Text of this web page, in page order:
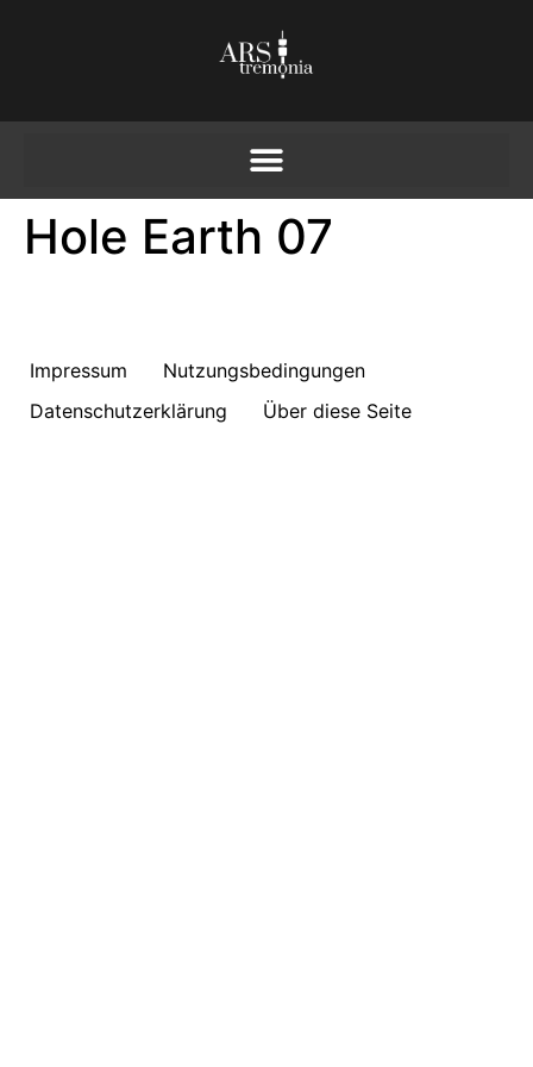
Hole Earth 07
Impressum
Nutzungsbedingungen
Datenschutzerklärung
Über diese Seite